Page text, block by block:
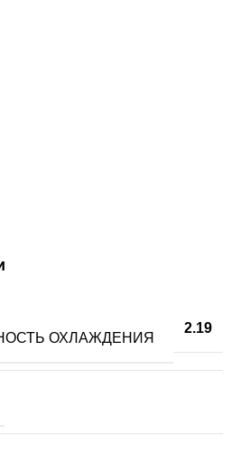
ОХЛАЖДЕНИЯ
2.19